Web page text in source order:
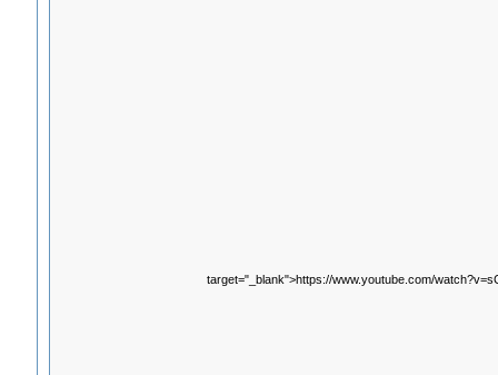
target="_blank">https://www.youtube.com/